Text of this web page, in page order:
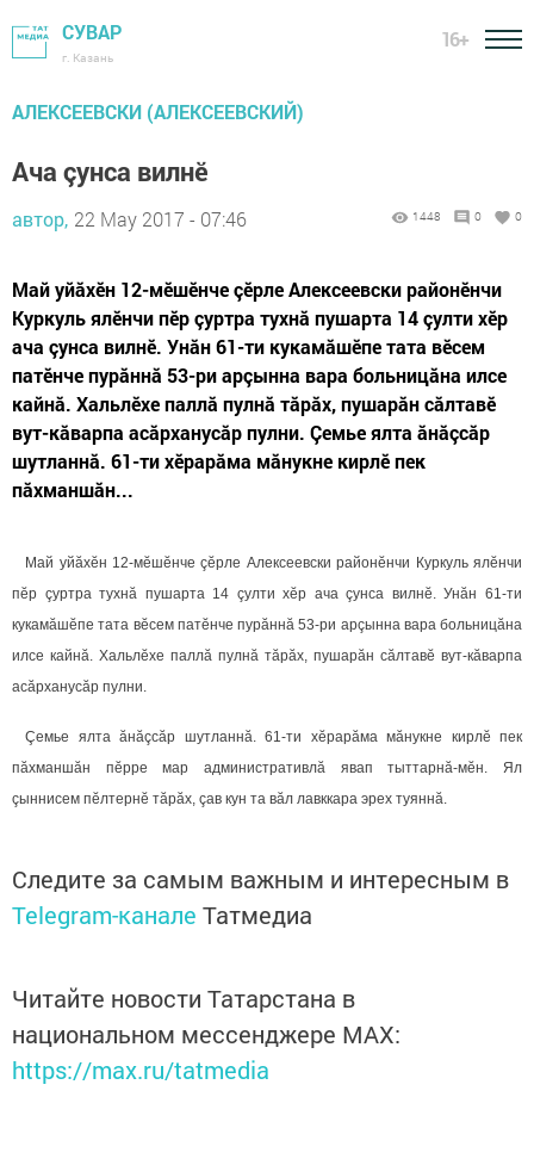
СУВАР
г. Казань
16+
АЛЕКСЕЕВСКИ (АЛЕКСЕЕВСКИЙ)
Ача çунса вилнӗ
автор, 22 May 2017 - 07:46 1448 0 0
Май уйăхӗн 12-мӗшӗнче çӗрле Алексеевски районӗнчи
Куркуль ялӗнчи пӗр çуртра тухнă пушарта 14 çулти хӗр
ача çунса вилнӗ. Унăн 61-ти кукамăшӗпе тата вӗсем
патӗнче пурăннă 53-ри арçынна вара больницăна илсе
кайнă. Хальлӗхе паллă пулнă тăрăх, пушарăн сăлтавӗ
вут-кăварпа асăрханусăр пулни. Çемье ялта ăнăçсăр
шутланнă. 61-ти хӗрарăма мăнукне кирлӗ пек
пăхманшăн...
Май уйăхӗн 12-мӗшӗнче çӗрле Алексеевски районӗнчи Куркуль ялӗнчи
пӗр çуртра тухнă пушарта 14 çулти хӗр ача çунса вилнӗ. Унăн 61-ти
кукамăшӗпе тата вӗсем патӗнче пурăннă 53-ри арçынна вара больницăна
илсе кайнă. Хальлӗхе паллă пулнă тăрăх, пушарăн сăлтавӗ вут-кăварпа
асăрханусăр пулни.
Çемье ялта ăнăçсăр шутланнă. 61-ти хӗрарăма мăнукне кирлӗ пек
пăхманшăн пӗрре мар административлă явап­ тыттарнă-мӗн. Ял
çыннисем пӗлтернӗ тăрăх, çав кун та вăл лавккара эрех туяннă.
Следите за самым важным и интересным в
Telegram-канале Татмедиа
Читайте новости Татарстана в
национальном мессенджере MАХ:
https://max.ru/tatmedia